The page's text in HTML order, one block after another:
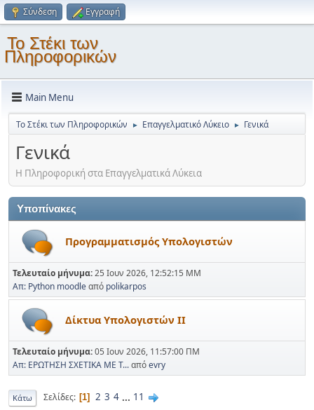
Σύνδεση Εγγραφή
Το Στέκι των
Πληροφορικών
Main Menu
Το Στέκι των Πληροφορικών ► Επαγγελματικό Λύκειο ► Γενικά
Γενικά
Η Πληροφορική στα Επαγγελματικά Λύκεια
Υποπίνακες
Προγραμματισμός Υπολογιστών
Τελευταίο μήνυμα:25 Ιουν 2026, 12:52:15 ΜΜ
Απ: Python moodleαπό polikarpos
Δίκτυα Υπολογιστών ΙΙ
Τελευταίο μήνυμα:05 Ιουν 2026, 11:57:00 ΠΜ
Απ: ΕΡΩΤΗΣΗ ΣΧΕΤΙΚΑ ΜΕ Τ...απόevry
Κάτω Σελίδες 1 2 3 4 ... 11